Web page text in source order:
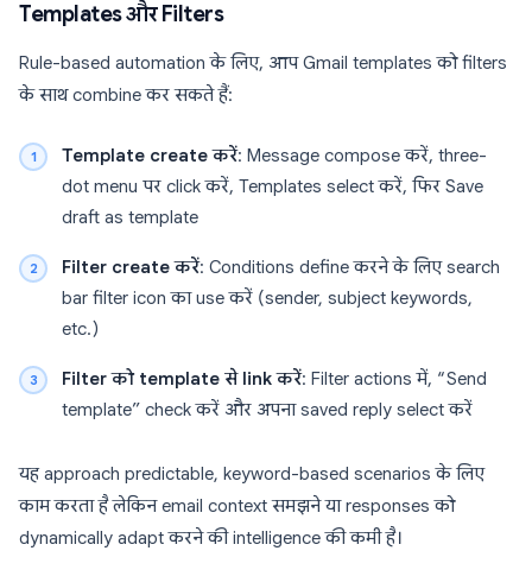
Templates और Filters
Rule-based automation के लिए, आप Gmail templates को filters
के साथ combine कर सकते हैं:
Template create करें: Message compose करें, three-
dot menu पर click करें, Templates select करें, फिर Save
draft as template
Filter create करें: Conditions define करने के लिए search
bar filter icon का use करें (sender, subject keywords,
etc.)
Filter को template से link करें: Filter actions में, “Send
template” check करें और अपना saved reply select करें
यह approach predictable, keyword-based scenarios के लिए
काम करता है लेकिन email context समझने या responses को
dynamically adapt करने की intelligence की कमी है।